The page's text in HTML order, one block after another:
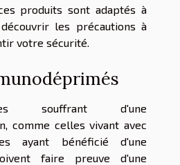
produits sont adaptés à
les précautions à
votre sécurité.
souffrant d'une
comme celles vivant avec
ayant bénéficié d'une
faire preuve d'une